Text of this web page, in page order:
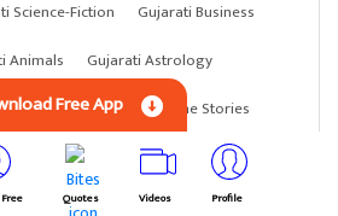
Science-Fiction
Gujarati Business
Animals
Gujarati Astrology
Anything Gujarati Crime Stories
Free App
Quotes Videos Profile